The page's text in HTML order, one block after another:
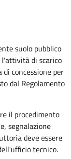
suolo pubblico
l'attività di scarico
concessione per
dal Regolamento
il procedimento
segnalazione
deve essere
tecnico.